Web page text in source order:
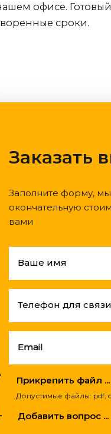
офисе. Готовый
сроки.
Заказать
Заполните форму,
окончательную
вами
Ваше имя
Телефон для связи
Email
Прикрепить файл ...
Допустимые файлы: pdf,
Добавить вопрос ...